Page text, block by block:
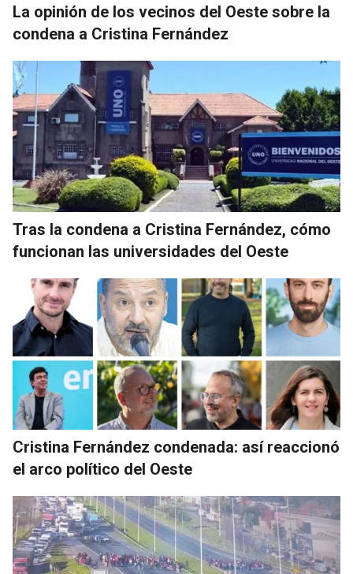
La opinión de los vecinos del Oeste sobre la
condena a Cristina Fernández
Tras la condena a Cristina Fernández, cómo
funcionan las universidades del Oeste
Cristina Fernández condenada: así reaccionó
el arco político del Oeste